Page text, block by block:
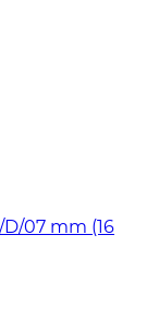
07 mm (16